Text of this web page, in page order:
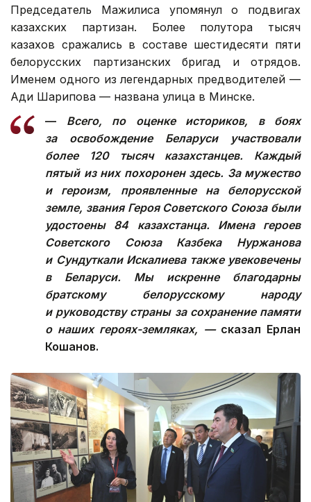
Председатель Мажилиса упомянул о подвигах
казахских партизан. Более полутора тысяч
казахов сражались в составе шестидесяти пяти
белорусских партизанских бригад и отрядов.
Именем одного из легендарных предводителей —
Ади Шарипова — названа улица в Минске.
— Всего, по оценке историков, в боях
за освобождение Беларуси участвовали
более 120 тысяч казахстанцев. Каждый
пятый из них похоронен здесь. За мужество
и героизм, проявленные на белорусской
земле, звания Героя Советского Союза были
удостоены 84 казахстанца. Имена героев
Советского Союза Казбека Нуржанова
и Сундуткали Искалиева также увековечены
в Беларуси. Мы искренне благодарны
братскому белорусскому народу
и руководству страны за сохранение памяти
о наших героях-земляках, — сказал Ерлан
Кошанов.